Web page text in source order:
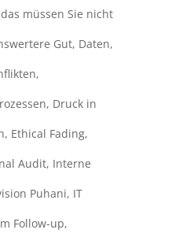
das müssen Sie nicht
Gut, Daten,
,
, Druck in
, Ethical Fading,
Audit, Interne
Puhani, IT
Follow-up,